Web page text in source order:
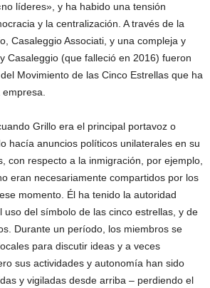
líderes», y ha habido una tensión
y la centralización. A través de la
Casaleggio Associati, y una compleja y
Casaleggio (que falleció en 2016) fueron
Movimiento de las Cinco Estrellas que ha
Grillo era el principal portavoz o
hacía anuncios políticos unilaterales en su
con respecto a la inmigración, por ejemplo,
eran necesariamente compartidos por los
momento. Él ha tenido la autoridad
uso del símbolo de las cinco estrellas, y de
Durante un período, los miembros se
para discutir ideas y a veces
sus actividades y autonomía han sido
y vigiladas desde arriba – perdiendo el